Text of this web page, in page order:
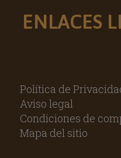
ENLACES
Política de
Aviso legal
Condiciones de
Mapa del sitio